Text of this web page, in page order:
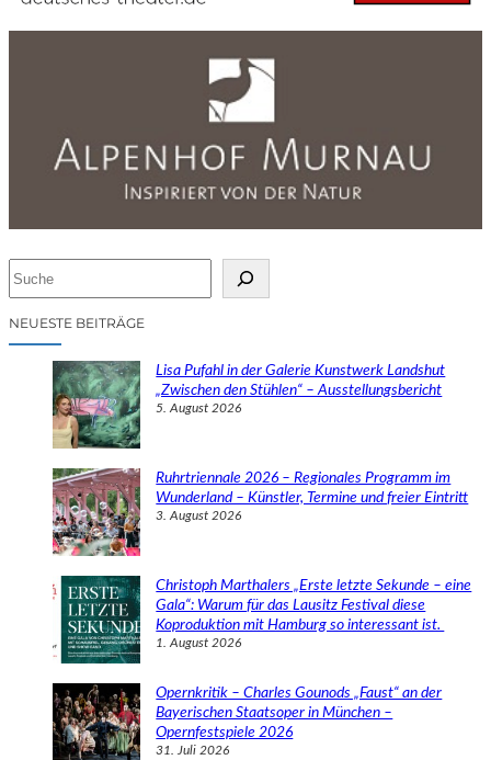
cNEUESTE BEITRÄGE
Lisa Pufahl in der Galerie Kunstwerk Landshut
„Zwischen den Stühlen“ – Ausstellungsbericht
5. August 2026
Ruhrtriennale 2026 – Regionales Programm im
Wunderland – Künstler, Termine und freier Eintritt
3. August 2026
Christoph Marthalers „Erste letzte Sekunde – eine
Gala“: Warum für das Lausitz Festival diese
Koproduktion mit Hamburg so interessant ist.
1. August 2026
Opernkritik – Charles Gounods „Faust“ an der
Bayerischen Staatsoper in München –
Opernfestspiele 2026
31. Juli 2026